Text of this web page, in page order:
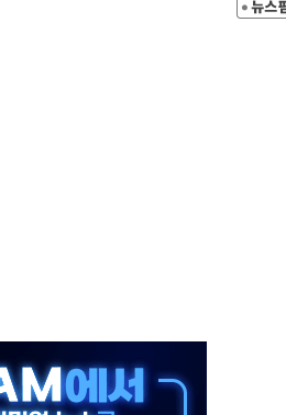
42.08%
송영길 7.47%
어져
목소리 내야"